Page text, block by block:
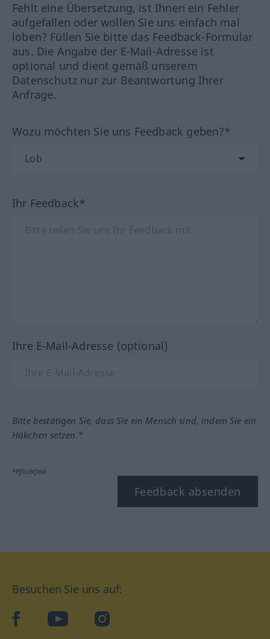
Fehlt eine Übersetzung, ist Ihnen ein Fehler
aufgefallen oder wollen Sie uns einfach mal
loben? Füllen Sie bitte das Feedback-Formular
aus. Die Angabe der E-Mail-Adresse ist
optional und dient gemäß unserem
Datenschutz nur zur Beantwortung Ihrer
Anfrage.
Wozu möchten Sie uns Feedback geben?*
Ihr Feedback*
Ihre E-Mail-Adresse (optional)
Bitte bestätigen Sie, dass Sie ein Mensch sind, indem Sie ein
Häkchen setzen.*
*Pflichtfeld
Feedback absenden
Besuchen Sie uns auf:
facebookYouTube Instagram